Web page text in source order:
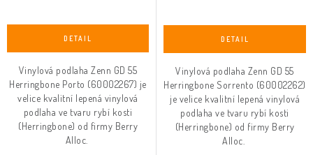
Vinylová podlaha Zenn GD 55
Herringbone Porto (60002267) je
velice kvalitní lepená vinylová
podlaha ve tvaru rybí kosti
(Herringbone) od firmy Berry
Alloc.
Vinylová podlaha Zenn GD 55
Herringbone Sorrento (60002262)
je velice kvalitní lepená vinylová
podlaha ve tvaru rybí kosti
(Herringbone) od firmy Berry
Alloc.